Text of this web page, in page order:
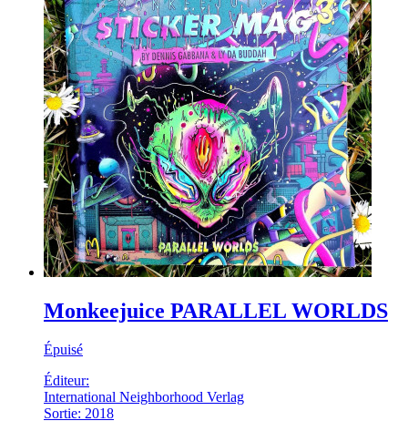
Monkeejuice PARALLEL WORLDS
Épuisé
Éditeur:
International Neighborhood Verlag
Sortie: 2018